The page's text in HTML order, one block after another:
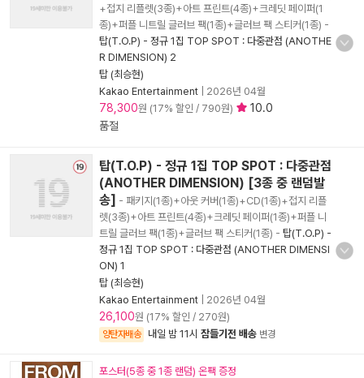
+접지 리플렛(3종)+아트 프린트(4종)+크레딧 페이퍼(1
종)+퍼플 니트릴 글러브 팩(1종)+글러브 팩 스티커(1종) -
탑(T.O.P) - 정규 1집 TOP SPOT : 다중관점 (ANOTHE
R DIMENSION) 2
탑 (최승현)
Kakao Entertainment
2026년 04월
78,300원 (17% 할인 / 790원)
10.0
품절
탑(T.O.P) - 정규 1집 TOP SPOT : 다중관점
(ANOTHER DIMENSION) [3종 중 랜덤발
송] - 패키지(1종)+아웃 커버(1종)+CD(1종)+접지 리플
렛(3종)+아트 프린트(4종)+크레딧 페이퍼(1종)+퍼플 니
트릴 글러브 팩(1종)+글러브 팩 스티커(1종) - 탑(T.O.P) -
정규 1집 TOP SPOT : 다중관점 (ANOTHER DIMENSI
ON) 1
탑 (최승현)
Kakao Entertainment
2026년 04월
26,100원 (17% 할인 / 270원)
양탄자배송 내일 밤 11시 잠들기전 배송 변경
포스터(5종 중 1종 랜덤) 온팩 증정